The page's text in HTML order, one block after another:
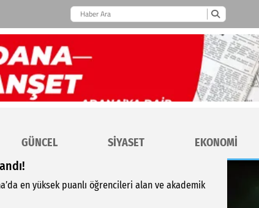
GÜNCEL SİYASET EKONOMİ
en yüksek puanlı öğrencileri alan ve akademik